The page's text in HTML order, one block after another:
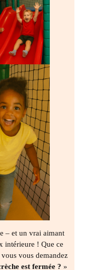
– et un vrai aimant
intérieure ! Que ce
vous demandez
est fermée ? »